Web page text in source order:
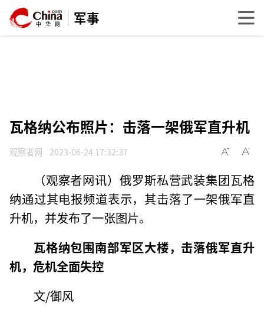
军事
瓦格纳公布照片：击落一架俄军直升机
观察者网 2023-06-24 17:32:37
（观察者网讯）俄罗斯私营武装集团瓦格
纳通过其电报频道表示，其击落了一架俄军直
升机，并发布了一张图片。
瓦格纳包围南部军区大楼，击落俄军直升
机，危机全面失控
文/御风